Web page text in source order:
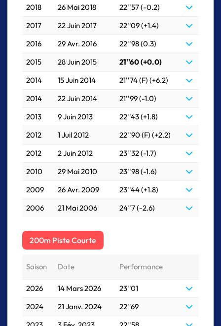
2018 26 Mai 2018
22''57 (-0.2)
2017
22 Juin 2017
22''09 (+1.4)
2016
29 Avr. 2016
22''98 (0.3)
2015
28 Juin 2015
21''60 (+0.0)
2014
15 Juin 2014
21''74 (F) (+6.2)
2014
22 Juin 2014
21''99 (-1.0)
2013
9 Juin 2013
22''43 (+1.8)
2012
1 Juil 2012
22''90 (F) (+2.2)
2012
2 Juin 2012
23''32 (-1.7)
2010
29 Mai 2010
23''98 (-1.6)
2009
26 Avr. 2009
23''44 (+1.8)
2006
21 Mai 2006 24''7 (-2.6)
200m Piste Courte
Saison Date Performance
2026 14 Mars 2026
23''01
2024
21 Janv. 2024
22''69